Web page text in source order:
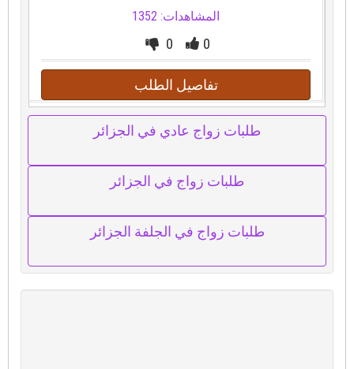
المشاهدات: 1352
0
0
تفاصيل الطلب
طلبات زواج عادي في الجزائر
طلبات زواج في الجزائر
طلبات زواج في الجلفة الجزائر